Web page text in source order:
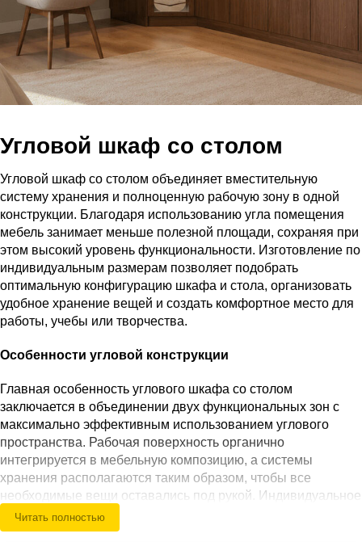
Угловой шкаф со столом
Угловой шкаф со столом объединяет вместительную
систему хранения и полноценную рабочую зону в одной
конструкции. Благодаря использованию угла помещения
мебель занимает меньше полезной площади, сохраняя при
этом высокий уровень функциональности. Изготовление по
индивидуальным размерам позволяет подобрать
оптимальную конфигурацию шкафа и стола, организовать
удобное хранение вещей и создать комфортное место для
работы, учебы или творчества.
Особенности угловой конструкции
Главная особенность углового шкафа со столом
заключается в объединении двух функциональных зон с
максимально эффективным использованием углового
пространства. Рабочая поверхность органично
интегрируется в мебельную композицию, а системы
хранения располагаются таким образом, чтобы все
необходимые вещи оставались под рукой. Индивидуальное
проектирование позволяет адаптировать конструкцию под
размеры помещения, сохранив удобство передвижения и
Читать полностью